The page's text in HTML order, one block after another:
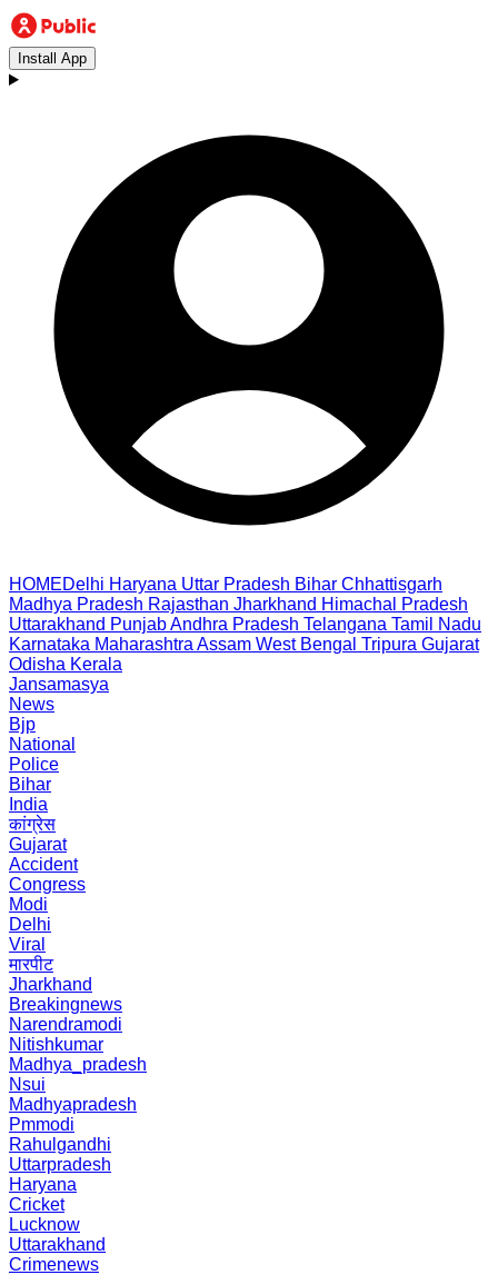
Install App
HOMEDelhi Haryana Uttar Pradesh Bihar Chhattisgarh
Madhya Pradesh Rajasthan Jharkhand Himachal Pradesh
Uttarakhand PunjabAndhra Pradesh Telangana Tamil Nadu
Karnataka Maharashtra Assam West Bengal Tripura Gujarat
Odisha Kerala
Jansamasya
News
Bjp
National
Police
Bihar
India
कांग्रेस
Gujarat
Accident
Congress
Modi
Delhi
Viral
मारपीट
Jharkhand
Breakingnews
Narendramodi
Nitishkumar
Madhya_pradesh
Nsui
Madhyapradesh
Pmmodi
Rahulgandhi
Uttarpradesh
Haryana
Cricket
Lucknow
Uttarakhand
Crimenews